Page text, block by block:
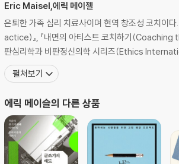
17 3분의 1 남은 초고, 마무리가 어렵다
18 작품 활동과 경제적 이익, 둘 다 붙잡고 싶다
19 망설이고 걱정하느라 나아가지 못한다
20 작품을 계속 쌓아만 갈 뿐, 매듭짓지 못한다
22 내가 진짜 그리고 싶은 게 뭔지 모르겠다
24 하고 싶은 것 vs. 해야 하는 것
25 의뢰받은 작품에 밀리는 진짜 내 작품
Eric Maisel,에릭 메이젤
은퇴한 가족 심리 치료사이며 현역 창조성 코치이
actice)』, 『내면의 아티스트 코치하기(Coaching
판심리학과 비판정신의학 시리즈(Ethics
펼쳐보기
에릭 메이슬의 다른 상품